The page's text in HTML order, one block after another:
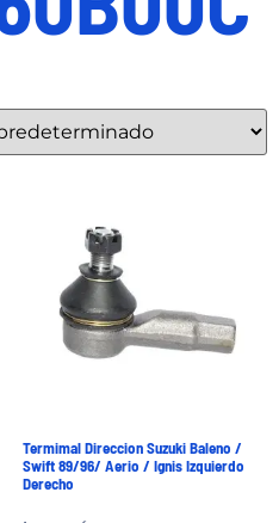
Termimal Direccion Suzuki Baleno /
Swift 89/96/ Aerio / Ignis Izquierdo
Derecho